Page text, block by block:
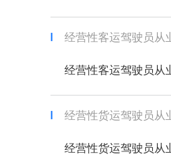
经营性客运驾驶员从
经营性客运驾驶员从
经营性货运驾驶员从
经营性货运驾驶员从